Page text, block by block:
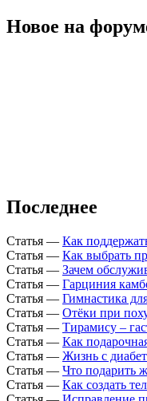
Новое на
Последнее
Статья — Как
Статья — Как выбрать
Статья — Зачем
Статья — Гарциния
Статья — Гимнастика
Статья — Отёки при
Статья — Тирамису –
Статья — Как
Статья — Жизнь с
Статья — Что подарить
Статья — Как создать